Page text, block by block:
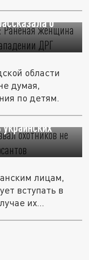
Раненая
о
области
думая,
по детям.
лицам,
вступать в
их...